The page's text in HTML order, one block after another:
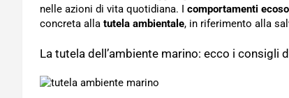
nelle azioni di vita quotidiana. I comportamenti
concreta alla tutela ambientale, in riferimento alla
La tutela dell’ambiente marino: ecco i consigli